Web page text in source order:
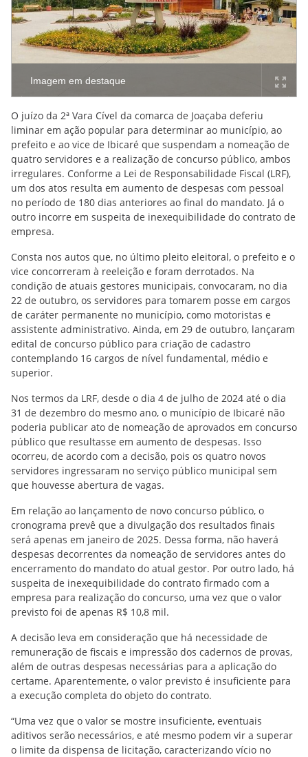
Imagem em destaque
O juízo da 2ª Vara Cível da comarca de Joaçaba deferiu
liminar em ação popular para determinar ao município, ao
prefeito e ao vice de Ibicaré que suspendam a nomeação de
quatro servidores e a realização de concurso público, ambos
irregulares. Conforme a Lei de Responsabilidade Fiscal (LRF),
um dos atos resulta em aumento de despesas com pessoal
no período de 180 dias anteriores ao final do mandato. Já o
outro incorre em suspeita de inexequibilidade do contrato de
empresa.
Consta nos autos que, no último pleito eleitoral, o prefeito e o
vice concorreram à reeleição e foram derrotados. Na
condição de atuais gestores municipais, convocaram, no dia
22 de outubro, os servidores para tomarem posse em cargos
de caráter permanente no município, como motoristas e
assistente administrativo. Ainda, em 29 de outubro, lançaram
edital de concurso público para criação de cadastro
contemplando 16 cargos de nível fundamental, médio e
superior.
Nos termos da LRF, desde o dia 4 de julho de 2024 até o dia
31 de dezembro do mesmo ano, o município de Ibicaré não
poderia publicar ato de nomeação de aprovados em concurso
público que resultasse em aumento de despesas. Isso
ocorreu, de acordo com a decisão, pois os quatro novos
servidores ingressaram no serviço público municipal sem
que houvesse abertura de vagas.
Em relação ao lançamento de novo concurso público, o
cronograma prevê que a divulgação dos resultados finais
será apenas em janeiro de 2025. Dessa forma, não haverá
despesas decorrentes da nomeação de servidores antes do
encerramento do mandato do atual gestor. Por outro lado, há
suspeita de inexequibilidade do contrato firmado com a
empresa para realização do concurso, uma vez que o valor
previsto foi de apenas R$ 10,8 mil.
A decisão leva em consideração que há necessidade de
remuneração de fiscais e impressão dos cadernos de provas,
além de outras despesas necessárias para a aplicação do
certame. Aparentemente, o valor previsto é insuficiente para
a execução completa do objeto do contrato.
“Uma vez que o valor se mostre insuficiente, eventuais
aditivos serão necessários, e até mesmo podem vir a superar
o limite da dispensa de licitação, caracterizando vício no